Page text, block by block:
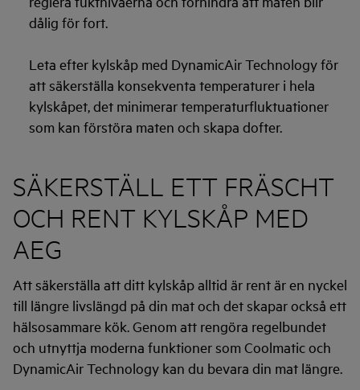
dålig för fort.
Leta efter kylskåp med DynamicAir Technology för
att säkerställa konsekventa temperaturer i hela
kylskåpet, det minimerar temperaturfluktuationer
som kan förstöra maten och skapa dofter.
SÄKERSTÄLL ETT FRÄSCHT
OCH RENT KYLSKÅP MED
AEG
Att säkerställa att ditt kylskåp alltid är rent är en nyckel
till längre livslängd på din mat och det skapar också ett
hälsosammare kök. Genom att rengöra regelbundet
och utnyttja moderna funktioner som Coolmatic och
DynamicAir Technology kan du bevara din mat längre.